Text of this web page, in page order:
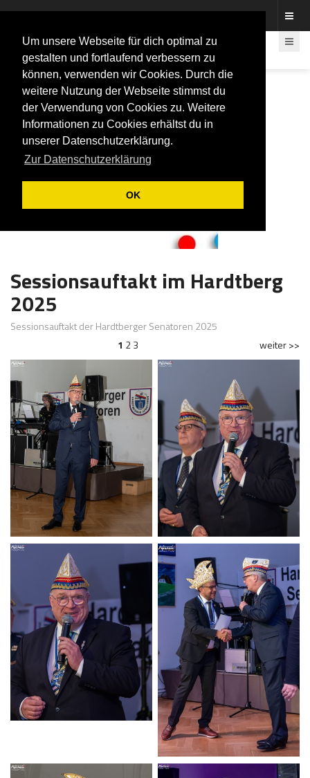
Um unsere Webseite für dich optimal zu
gestalten und fortlaufend verbessern zu
können, verwenden wir Cookies. Durch die
weitere Nutzung der Webseite stimmst du
der Verwendung von Cookies zu. Weitere
Informationen zu Cookies erhältst du in
unserer Datenschutzerklärung.
Zur Datenschutzerklärung
OK
Fotos rund um den Fastelovend
Sessionsauftakt im Hardtberg
2025
Sessionsauftakt der Hardtberger Senatoren 2025
1 23 weiter >>